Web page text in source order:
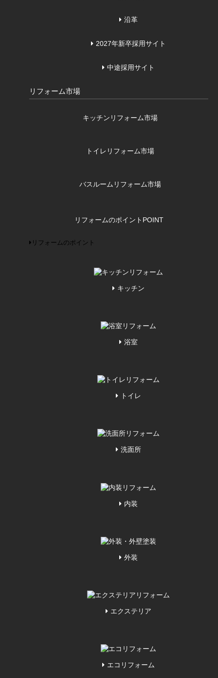
沿革
2027年新卒採用サイト
中途採用サイト
リフォーム市場
キッチンリフォーム市場
トイレリフォーム市場
バスルームリフォーム市場
リフォームのポイント POINT
リフォームのポイント
キッチン
浴室
トイレ
洗面所
内装
外装
エクステリア
エコリフォーム